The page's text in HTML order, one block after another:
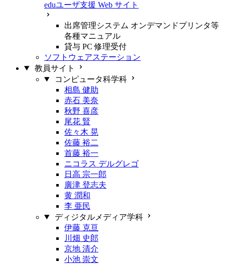
eduユーザ支援 Web サイト
出席管理システム オンデマンドプリンタ等
各種マニュアル
貸与 PC 修理受付
ソフトウェアステーション
教員サイト
コンピュータ科学科
相島 健助
赤石 美奈
秋野 喜彦
尾花 賢
佐々木 晃
佐藤 裕二
首藤 裕一
ニコラス デルグレゴ
日高 宗一郎
廣津 登志夫
黄 潤和
李 亜民
ディジタルメディア学科
伊藤 克亘
川畑 史郎
京地 清介
小池 崇文